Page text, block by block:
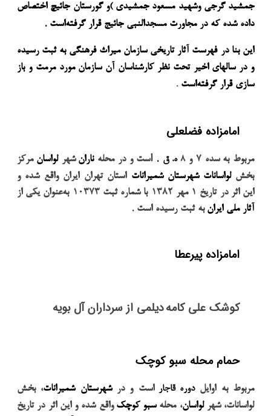
جمشید گرجی وشهید مسعود جمشیدی )و گورستان جائیچ اختصاص
داده شده که در مجاورت مسجدالنبی جائیج قرار گرفته‌است .
این بنا در فهرست آثار تاریخیسازمان میراث فرهنگی به ثبت رسیده
و در سالهای اخیر تحت نظر کارشناسان آن سازمان مورد مرمت و باز
سازی قرار گرفته‌است .
امامزاده فضلعلی
مربوط به سده۷ و۸ ه. ق . است و در محلهناران شهرلواسان مرکز
بخشلواسانات شهرستان شمیراناتاستان تهران ایران واقع شده و
این اثر در تاریخ ۱ مهر ۱۳۸۲ با شماره ثبت۱۰۳۷۳ به‌عنوان یکی از
آثار ملی ایران به ثبت رسیده است .
امامزاده پیرعطا
کوشک علی کامهدیلمی از سرداران آل بویه
حمام محله سبو کوچک
مربوط به اوایلدوره قاجار است و درشهرستان شمیرانات، بخش
لواسانات، شهرلواسان، محلهسبو کوچک واقع شده و این اثر در تاریخ